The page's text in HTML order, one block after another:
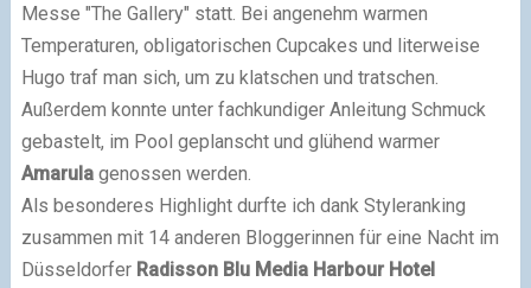
Messe "The Gallery" statt. Bei angenehm warmen
Temperaturen, obligatorischen Cupcakes und literweise
Hugo traf man sich, um zu klatschen und tratschen.
Außerdem konnte unter fachkundiger Anleitung Schmuck
gebastelt, im Pool geplanscht und glühend warmer
Amarulagenossen werden.
Als besonderes Highlight durfte ich dank Styleranking
zusammen mit 14 anderen Bloggerinnen für eine Nacht im
Düsseldorfer Radisson Blu Media Harbour Hotel